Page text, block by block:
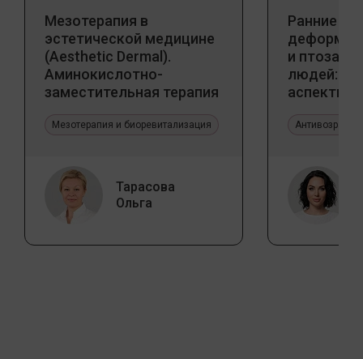
Мезотерапия в
эстетической медицине
(Aesthetic Dermal).
Аминокислотно-
заместительная терапия
Мезотерапия и биоревитализация
Тарасова
Ольга
Ранние
и птоза у
людей:
аспекты